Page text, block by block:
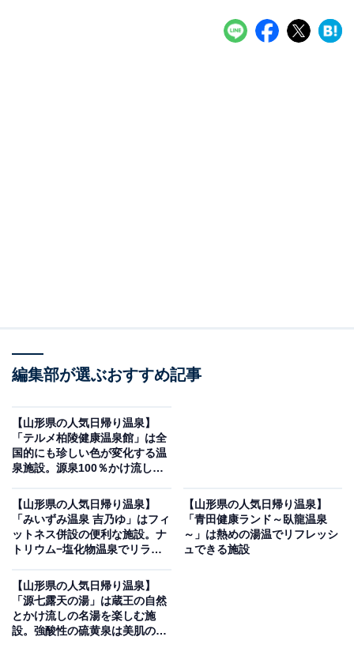
編集部が選ぶおすすめ記事
【山形県の人気日帰り温泉】
「テルメ柏陵健康温泉館」は全
国的にも珍しい色が変化する温
泉施設。源泉100％かけ流しで
【山形県の人気日帰り温泉】
「みいずみ温泉 吉乃ゆ」はフィ
ットネス併設の便利な施設。ナ
トリウム−塩化物温泉でリラッ
【山形県の人気日帰り温泉】
「青田健康ランド～臥龍温泉
～」は熱めの湯温でリフレッシ
ュできる施設
【山形県の人気日帰り温泉】
「源七露天の湯」は蔵王の自然
とかけ流しの名湯を楽しむ施
設。強酸性の硫黄泉は美肌の湯